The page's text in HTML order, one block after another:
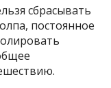
сбрасывать
постоянное